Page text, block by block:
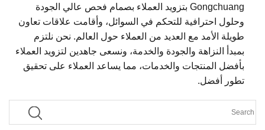
Gongchuang بتزويد العملاء بصمام فحص عالي الجودة
وحلول احترافية للتحكم في السوائل، وأقامت علاقات تعاون
طويلة الأمد مع العديد من العملاء حول العالم. نحن نلتزم
بمبدأ النزاهة والجودة والخدمة، ونسعى جاهدين لتزويد العملاء
بأفضل المنتجات والخدمات، مما يساعد العملاء على تحقيق
تطور أفضل.